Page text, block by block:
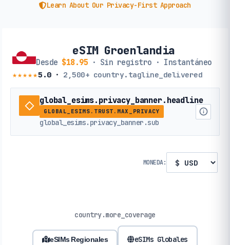
Learn About Our Privacy-First Approach
eSIM Groenlandia
Desde $18.95 · Sin registro · Instantáneo
★★★★★5.0· 2,500+ country.tagline_delivered
global_esims.privacy_banner.headline
GLOBAL_ESIMS.TRUST.MAX_PRIVACY
global_esims.privacy_banner.sub
MONEDA:
country.more_coverage
eSIMs Regionales eSIMs Globales